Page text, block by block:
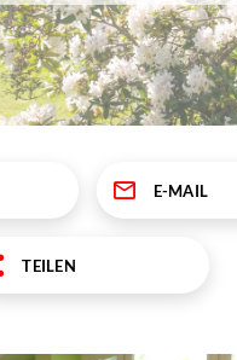
E-MAIL
TEILEN